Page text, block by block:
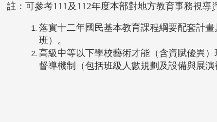
註：可參考111及112年度本部對地方教育事務視導
落實十二年國民基本教育課程綱要配套計
班）。
高級中等以下學校藝術才能（含資賦優異
督導機制（包括班級人數規劃及設備與展演